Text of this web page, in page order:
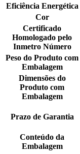
Eficiência Energética
Cor
Certificado
Homologado pelo
Inmetro Número
Peso do Produto com
Embalagem
Dimensões do
Produto com
Embalagem
Prazo de Garantia
Conteúdo da
Embalagem